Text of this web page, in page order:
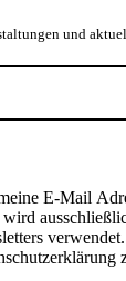
und
E-Mail